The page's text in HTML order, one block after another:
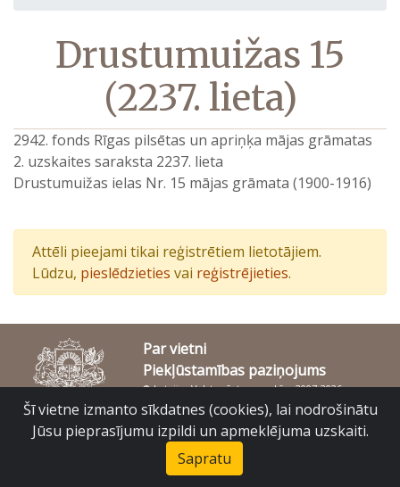
Drustumuižas 15
(2237. lieta)
2942. fonds Rīgas pilsētas un apriņķa mājas grāmatas
2. uzskaites saraksta 2237. lieta
Drustumuižas ielas Nr. 15 mājas grāmata (1900-1916)
Attēli pieejami tikai reģistrētiem lietotājiem.
Lūdzu, pieslēdzieties vai reģistrējieties.
Par vietni
Piekļūstamības paziņojums
© Latvijas Valsts vēstures arhīvs 2007-2026
Slokas iela 16, Rīga, LV – 1048
Šī vietne izmanto sīkdatnes (cookies), lai nodrošinātu
Jūsu pieprasījumu izpildi un apmeklējuma uzskaiti.
Sapratu